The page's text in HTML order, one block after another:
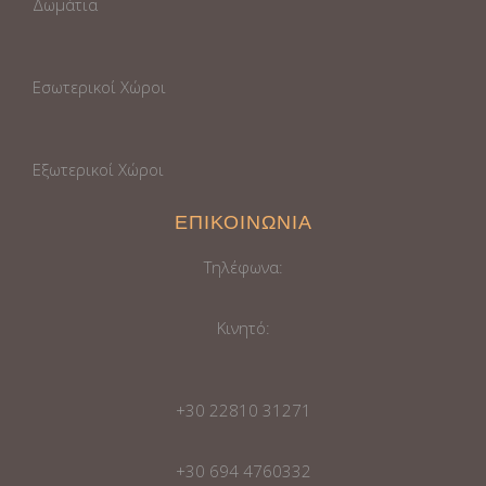
Δωμάτια
Εσωτερικοί Χώροι
Εξωτερικοί Χώροι
ΕΠΙΚΟΙΝΩΝΙΑ
Τηλέφωνα:
Κινητό:
+30 22810 31271
+30 694 4760332